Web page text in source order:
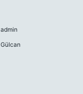
admin
Gülcan